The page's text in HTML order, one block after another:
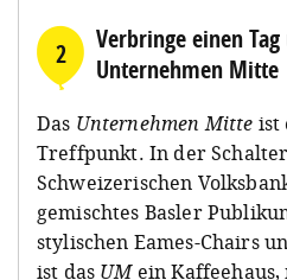
2
Verbringe einen
Unternehmen Mitte
Das Unternehmen Mitte ist
Treffpunkt. In der
Schweizerischen
gemischtes Basler
stylischen Eames-Chairs
ist das UMein Kaffeehaus,